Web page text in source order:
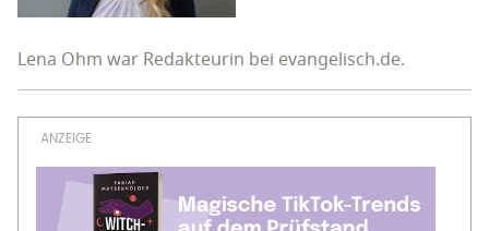
Lena Ohm war Redakteurin bei evangelisch.de.